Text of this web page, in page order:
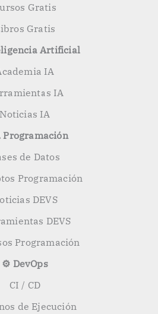
Gratis
Gratis
Artificial
IA
IA
Noticias IA
Programación
de Datos
Programación
DEVS
DEVS
Programación
⚙️ DevOps
CI / CD
de Ejecución